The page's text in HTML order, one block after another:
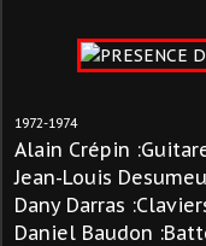
1972-1974
Alain Crépin
Jean-Louis
Dany Darras
Daniel Baudon